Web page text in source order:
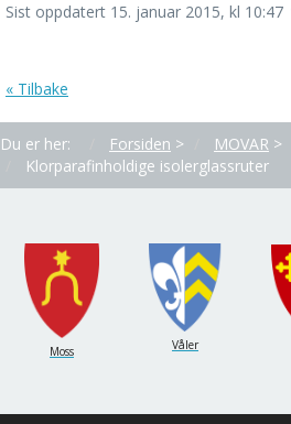
Sist oppdatert 15. januar 2015, kl 10:47
« Tilbake
Du er her: Forsiden > MOVAR >
Klorparafinholdige isolerglassruter
Moss Våler